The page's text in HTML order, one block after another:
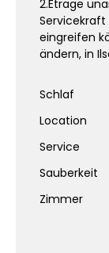
2.Etrage
eingreifen
ändern, in
Schlaf
Location
Service
Sauberkeit
Zimmer